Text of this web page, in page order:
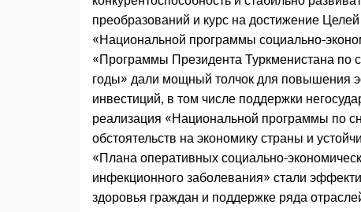
преобразований и курс на достижение
«Национальной программы социально-
«Программы Президента Туркменистана по
годы» дали мощный толчок для повышения
инвестиций, в том числе поддержки
реализация «Национальной программы по
обстоятельств на экономику страны и
«Плана оперативных социально-
инфекционного заболевания» стали
здоровья граждан и поддержке ряда